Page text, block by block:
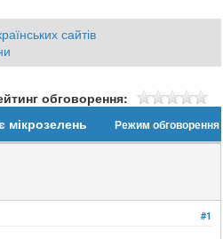
сайтів
обговорення:
Режим обговорення
мікрозелень
#1